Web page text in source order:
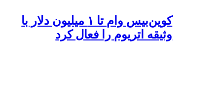
کوین‌بیس وام تا ۱ میلیون دلار با
وثیقه اتریوم را فعال کرد